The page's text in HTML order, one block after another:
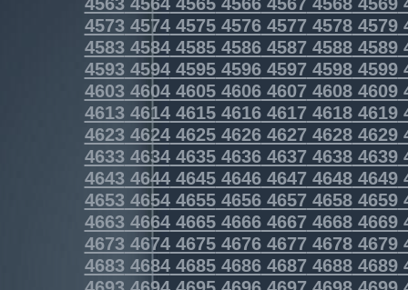
4573457445754576457745784579
4583458445854586458745884589
4593459445954596459745984599
4603460446054606460746084609
4613461446154616461746184619
4623462446254626462746284629
4633463446354636463746384639
4643464446454646464746484649
4653465446554656465746584659
4663466446654666466746684669
4673467446754676467746784679
4683468446854686468746884689